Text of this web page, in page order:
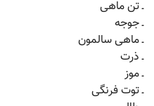
ـ تن ماهی
ـ جوجه
ـ ماهی سالمون
ـ ذرت
ـ موز
ـ توت فرنگی